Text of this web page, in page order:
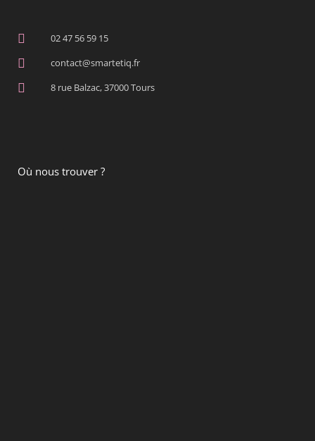
02 47 56 59 15
contact@smartetiq.fr
8 rue Balzac, 37000 Tours
Où nous trouver ?